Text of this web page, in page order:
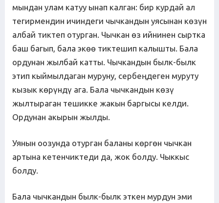
мындан улам катуу ынап калган: бир курдай ал
тегирмендин ичиндеги чычкандын уясынан көзүн
албай тиктеп отурган. Чычкан өз ийнинен сыртка
баш багып, бала экөө тиктешип калышты. Бала
ордунан жылбай катты. Чычкандын былк-былк
этип кыймылдаган муруну, сербеңдеген муруту
кызык көрүндү ага. Бала чычкандын көзү
жылтыраган тешикке жакын баргысы келди.
Ордунан акырын жылды.
Уянын оозунда отурган баланы көргөн чычкан
артына кетенчиктеди да, жок болду. Чыккыс
болду.
Бала чычкандын былк-былк эткен мурдун эми